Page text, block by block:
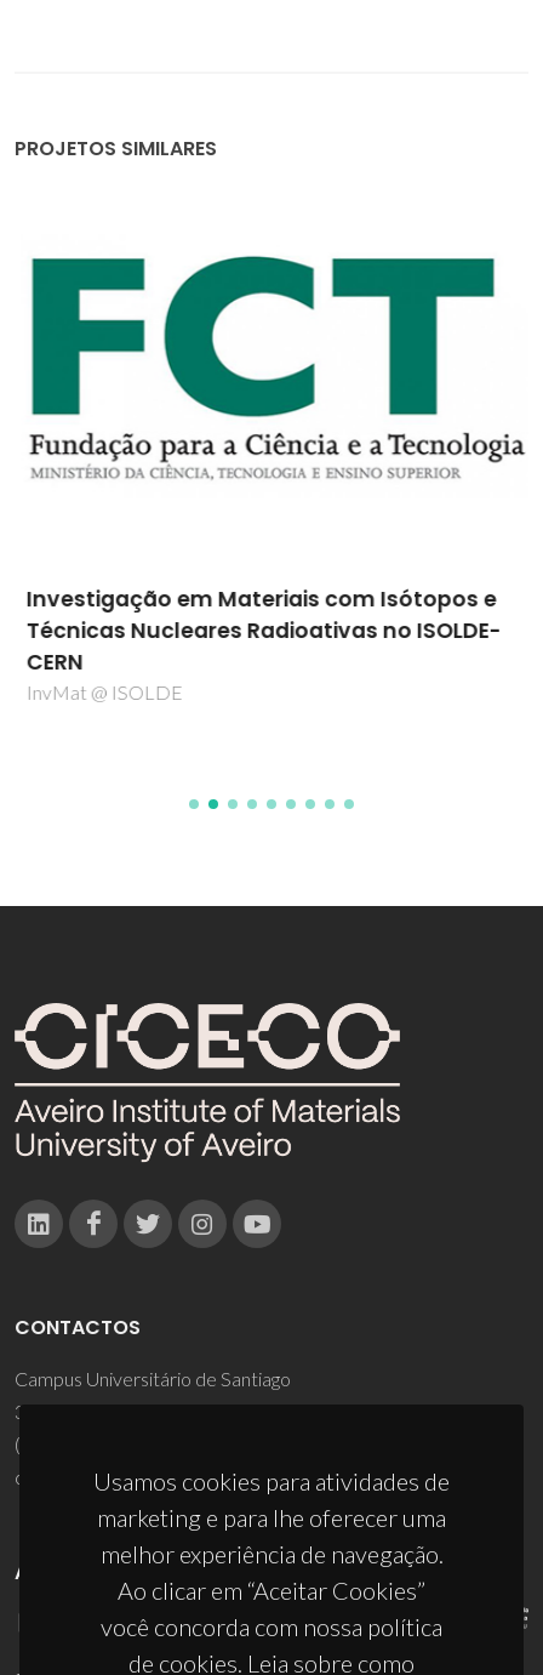
PROJETOS SIMILARES
Investigação em Materiais com Isótopos e
Técnicas Nucleares Radioativas no ISOLDE-
CERN
InvMat @ ISOLDE
Usamos cookies para atividades de
marketing e para lhe oferecer uma
melhor experiência de navegação.
Ao clicar em “Aceitar Cookies”
você concorda com nossa política
de cookies. Leia sobre como
CONTACTOS
Campus Universitário de Santiago
3810-193 Aveiro - Portugal
(+351) 234 370 200
ciceco@ua.pt
APOIOS